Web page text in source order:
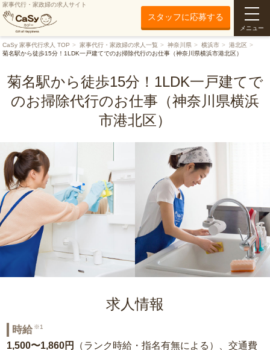
家事代行・家政婦の求人サイト
スタッフに応募する
メニュー
CaSy 家事代行求人 TOP 家事代行・家政婦の求人一覧 神奈川県 横浜市
港北区
菊名駅から徒歩15分！1LDK一戸建てでのお掃除代行のお仕事（神奈川県横浜市港北区）
菊名駅から徒歩15分！1LDK一戸建てで
のお掃除代行のお仕事（神奈川県横浜
市港北区）
求人情報
時給 ※1
1,500〜1,860円
（ランク時給・指名有無による）、交通費